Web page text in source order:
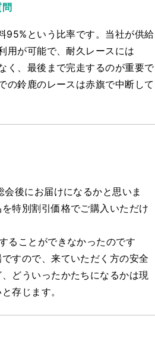
95%という比率です。当社が供給
用が可能で、耐久レースには
く、最後まで完走するのが重要で
の鈴鹿のレースは赤旗で中断して
後にお届けになるかと思いま
特別割引価格でご購入いただけ
ることができなかったのです
すので、来ていただく方の安全
どういったかたちになるかは現
存じます。